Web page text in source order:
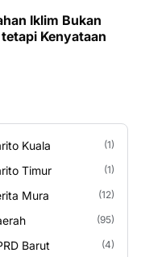
Iklim Bukan
Kenyataan
Kuala (1)
Timur (1)
Mura (12)
(95)
Barut (4)